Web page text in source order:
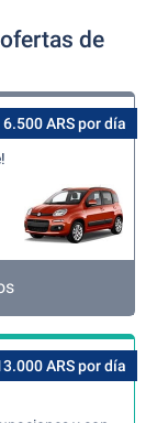
de
ARS por día
ARS por día